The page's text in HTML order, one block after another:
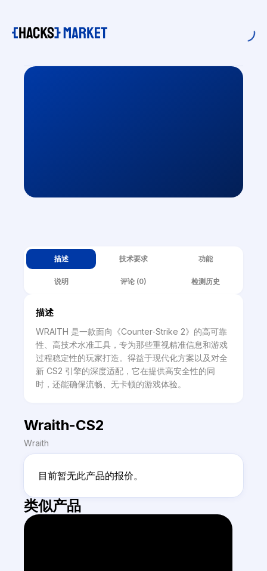
描述 技术要求 功能
说明 评论 (0) 检测历史
描述
WRAITH 是一款面向《Counter‑Strike 2》的高可靠
性、高技术水准工具，专为那些重视精准信息和游戏
过程稳定性的玩家打造。得益于现代化方案以及对全
新 CS2 引擎的深度适配，它在提供高安全性的同
时，还能确保流畅、无卡顿的游戏体验。
Wraith-CS2
Wraith
目前暂无此产品的报价。
类似产品